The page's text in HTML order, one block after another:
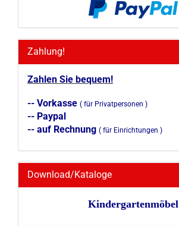
Zahlung!
Zahlen Sie bequem!
-- Vorkasse ( für Privatpersonen )
-- Paypal
-- auf Rechnung ( für Einrichtungen )
Download/Kataloge
Kindergartenmöbel